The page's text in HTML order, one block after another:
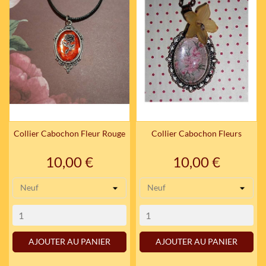
Collier Cabochon Fleur Rouge
Prix
10,00 €
AJOUTER AU PANIER
Collier Cabochon Fleurs
Prix
10,00 €
AJOUTER AU PANIER